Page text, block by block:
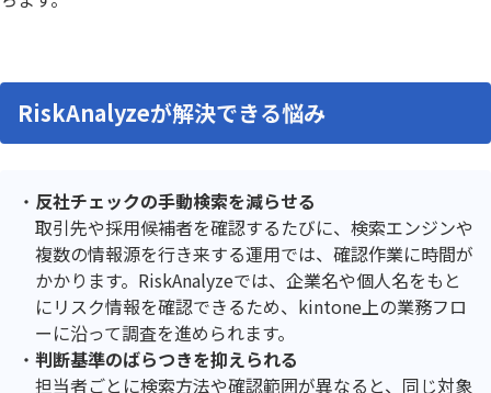
RiskAnalyzeが解決できる悩み
反社チェックの手動検索を減らせる
取引先や採用候補者を確認するたびに、検索エンジンや
複数の情報源を行き来する運用では、確認作業に時間が
かかります。RiskAnalyzeでは、企業名や個人名をもと
にリスク情報を確認できるため、kintone上の業務フロ
ーに沿って調査を進められます。
判断基準のばらつきを抑えられる
担当者ごとに検索方法や確認範囲が異なると、同じ対象